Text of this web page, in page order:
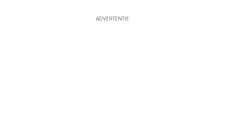
ADVERTENTIE